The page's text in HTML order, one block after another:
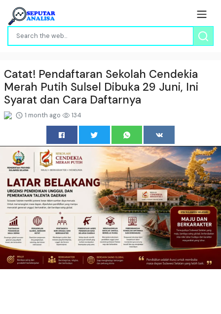
Catat! Pendaftaran Sekolah Cendekia
Merah Putih Sulsel Dibuka 29 Juni, Ini
Syarat dan Cara Daftarnya
1 month ago 134